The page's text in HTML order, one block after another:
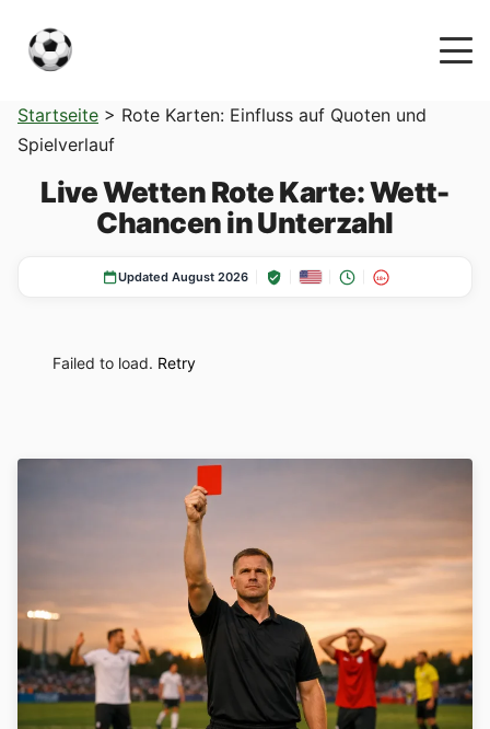
Startseite > Rote Karten: Einfluss auf Quoten und
Spielverlauf
Live Wetten Rote Karte: Wett-
Chancen in Unterzahl
Updated August 2026 18+
Failed to load. Retry